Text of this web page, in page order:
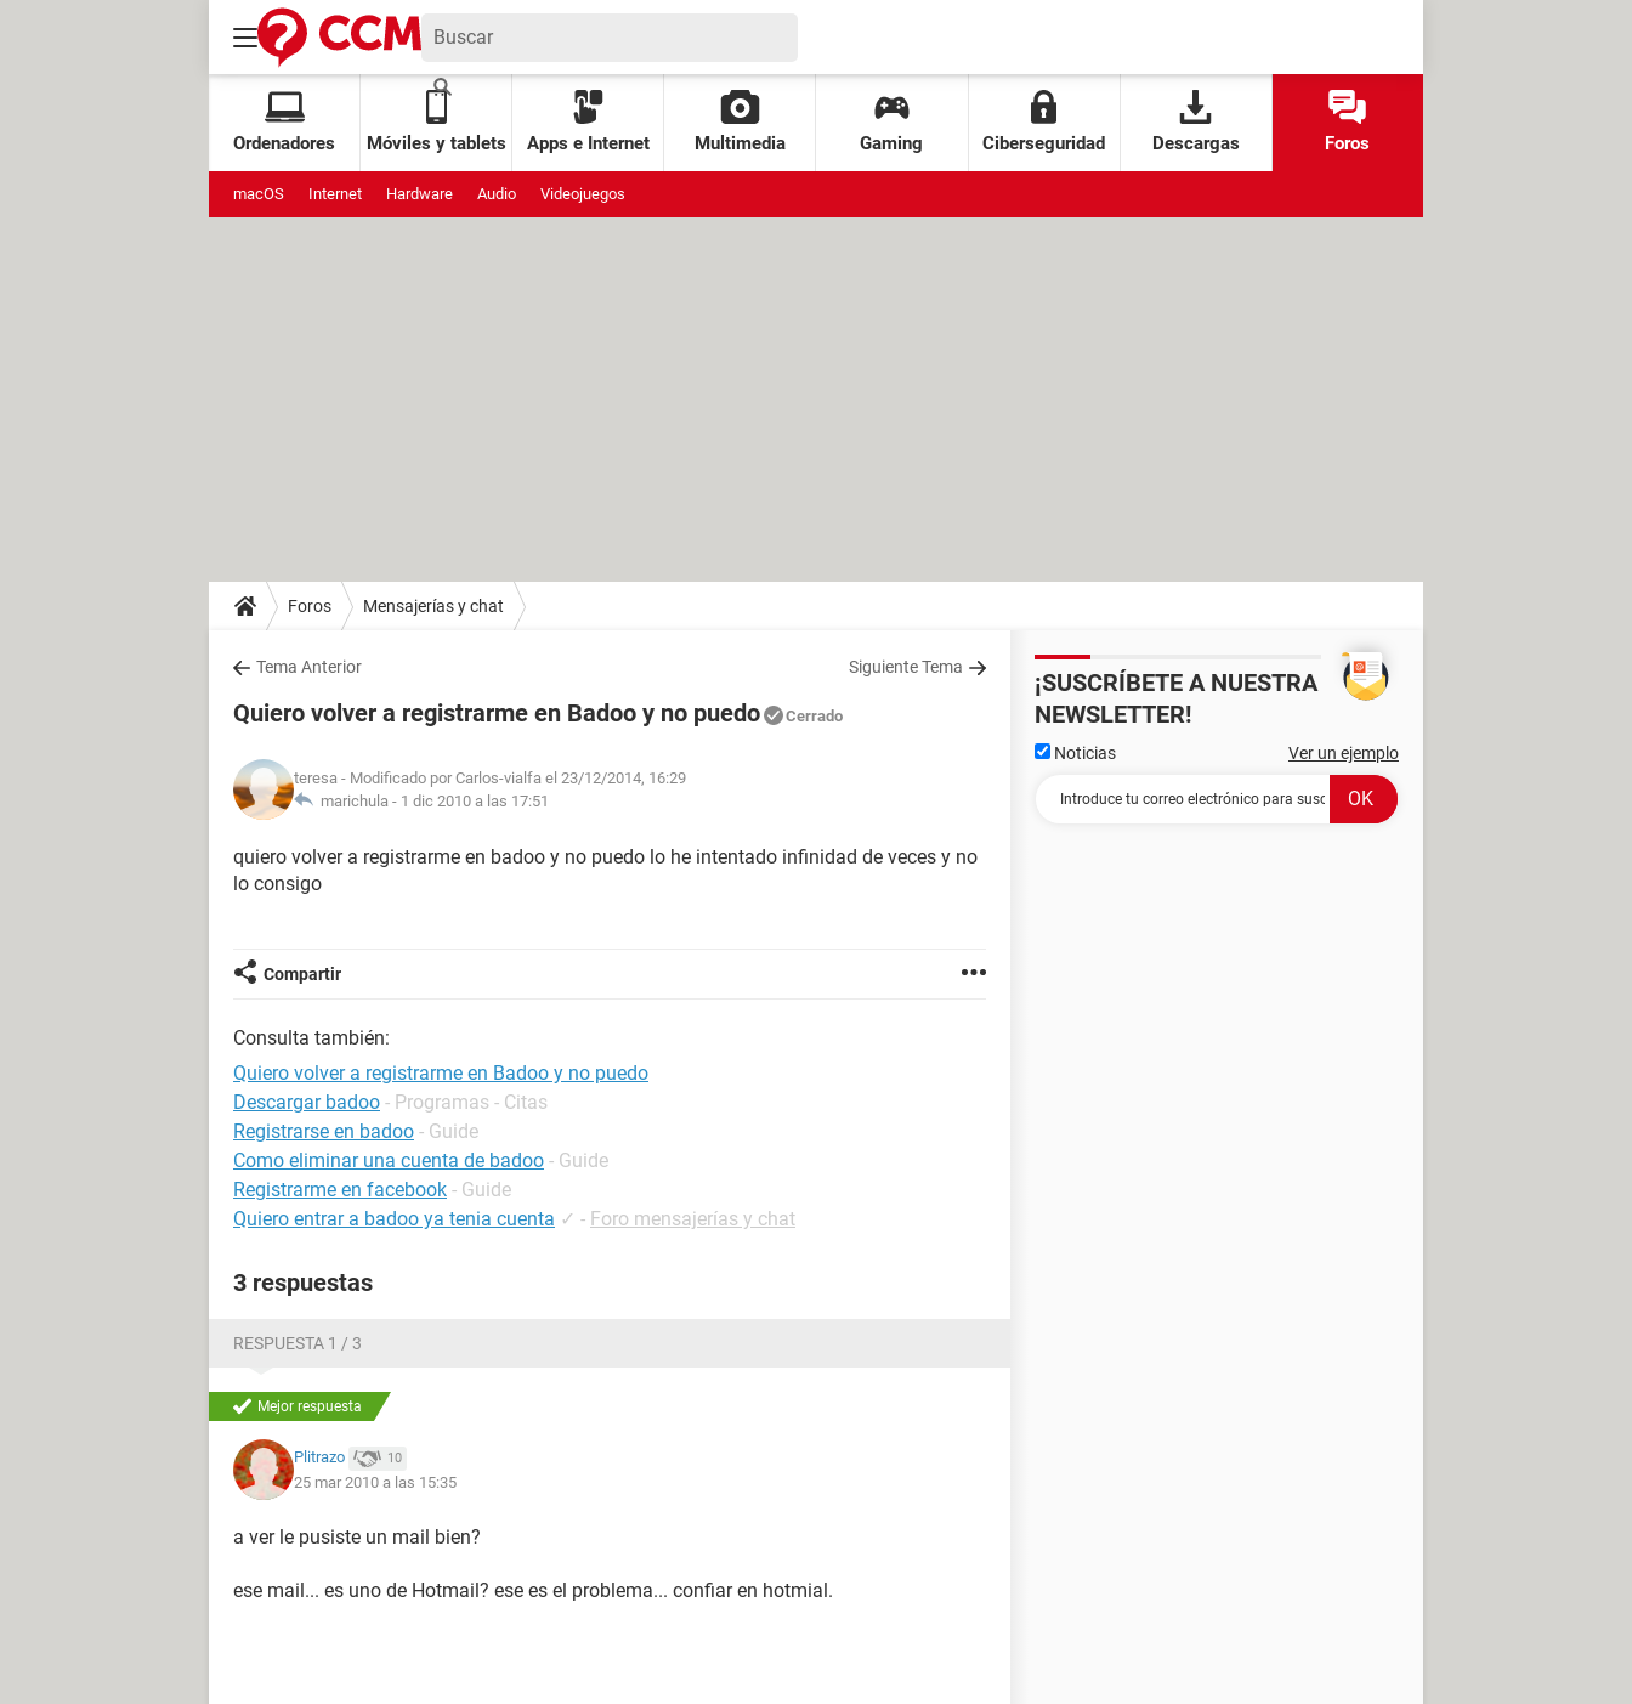
Ordenadores Móviles y tablets Apps e Internet Multimedia Gaming Ciberseguridad Descargas Foros
macOS Internet Hardware Audio Videojuegos
Foros Mensajerías y chat
Tema Anterior Siguiente Tema
Quiero volver a registrarme en Badoo y no puedo Cerrado
teresa - Modificado por Carlos-vialfa el 23/12/2014, 16:29
marichula - 1 dic 2010 a las 17:51
quiero volver a registrarme en badoo y no puedo lo he intentado infinidad de veces y no
lo consigo
Compartir
Consulta también:
Quiero volver a registrarme en Badoo y no puedo
Descargar badoo - Programas - Citas
Registrarse en badoo - Guide
Como eliminar una cuenta de badoo - Guide
Registrarme en facebook - Guide
Quiero entrar a badoo ya tenia cuenta ✓ - Foro mensajerías y chat
3 respuestas
RESPUESTA 1 / 3
Mejor respuesta
Plitrazo 10
25 mar 2010 a las 15:35
a ver le pusiste un mail bien?
ese mail... es uno de Hotmail? ese es el problema... confiar en hotmial.
¡SUSCRÍBETE A NUESTRA
NEWSLETTER!
Noticias Ver un ejemplo